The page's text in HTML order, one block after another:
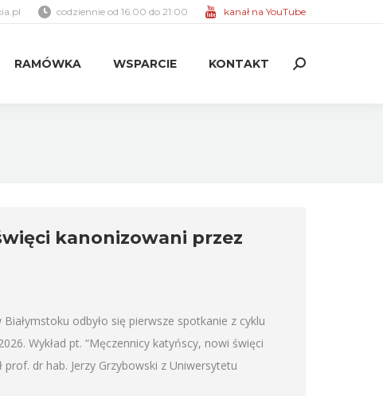
codziennie od 16:00 do 21:00 kanał na YouTube
RAMÓWKA WSPARCIE KONTAKT Search:
kanonizowani przez
odbyło się pierwsze spotkanie z cyklu
Wykład pt. “Męczennicy katyńscy, nowi święci
prof. dr hab. Jerzy Grzybowski z Uniwersytetu